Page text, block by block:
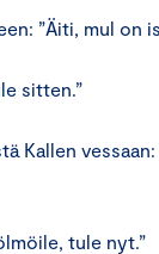
”Äiti, mul on
sitten.”
Kallen
tule nyt.”